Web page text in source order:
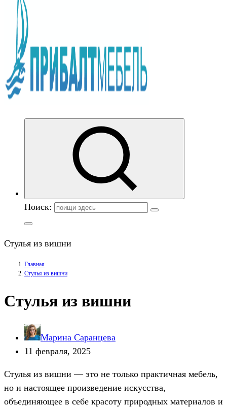
Поиск:
Стулья из вишни
Главная
Стулья из вишни
Стулья из вишни
Марина Саранцева
11 февраля, 2025
Стулья из вишни — это не только практичная мебель,
но и настоящее произведение искусства,
объединяющее в себе красоту природных материалов и